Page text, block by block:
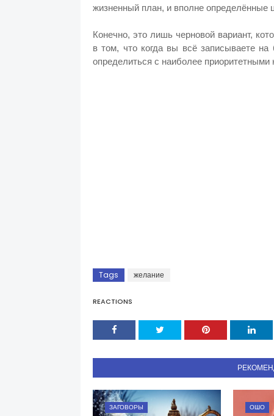
жизненный план, и вполне определённые
Конечно, это лишь черновой вариант,
в том, что когда вы всё записываете
определиться с наиболее приоритетными
Tags желание
REACTIONS
ЗАГОВОРЫ ОШО